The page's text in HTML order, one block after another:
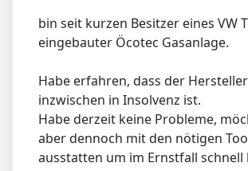
bin seit kurzen Besitzer eines VW
eingebauter Öcotec Gasanlage.
Habe erfahren, dass der
inzwischen in Insolvenz ist.
Habe derzeit keine Probleme,
aber dennoch mit den nötigen
ausstatten um im Ernstfall schnell